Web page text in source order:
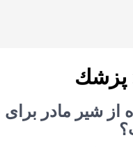
پزشك
از شیر مادر